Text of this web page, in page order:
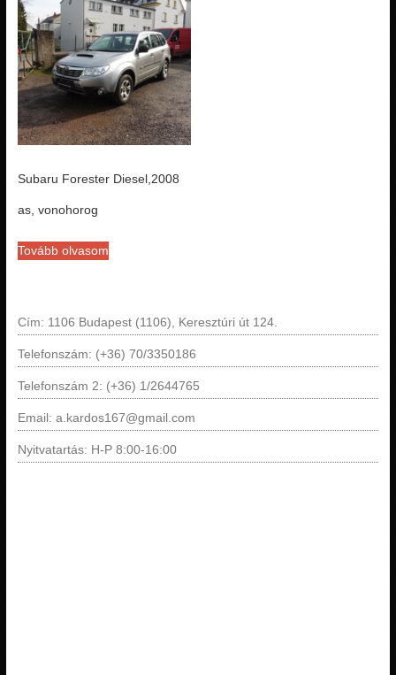
Subaru Forester Diesel,2008
as, vonohorog
Tovább olvasom
Cím: 1106 Budapest (1106), Keresztúri út 124.
Telefonszám: (+36) 70/3350186
Telefonszám 2: (+36) 1/2644765
Email: a.kardos167@gmail.com
Nyitvatartás: H-P 8:00-16:00